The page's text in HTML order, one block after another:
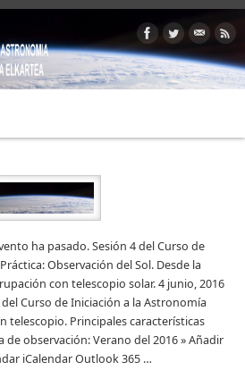
ha pasado. Sesión 4 del Curso de
Observación del Sol. Desde la
con telescopio solar. 4 junio, 2016
del Curso de Iniciación a la Astronomía
telescopio. Principales características
de observación: Verano del 2016 » Añadir
iCalendar Outlook 365 …